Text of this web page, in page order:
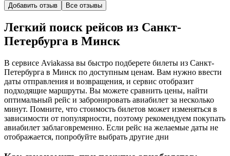
Добавить отзыв Все отзывы
Легкий поиск рейсов из Санкт-
Петербурга в Минск
В сервисе Aviakassa вы быстро подберете билеты из Санкт-
Петербурга в Минск по доступным ценам. Вам нужно ввести
даты отправления и возвращения, и сервис отобразит
подходящие маршруты. Вы можете сравнить цены, найти
оптимальный рейс и забронировать авиабилет за несколько
минут. Помните, что стоимость билетов может изменяться в
зависимости от популярности, поэтому рекомендуем покупать
авиабилет заблаговременно. Если рейс на желаемые даты не
отображается, попробуйте выбрать другие дни